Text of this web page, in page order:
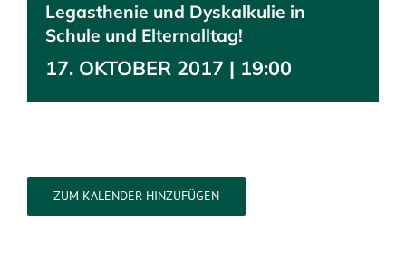
Legasthenie und Dyskalkulie in
Schule und Elternalltag!
17. OKTOBER 2017 | 19:00
ZUM KALENDER HINZUFÜGEN